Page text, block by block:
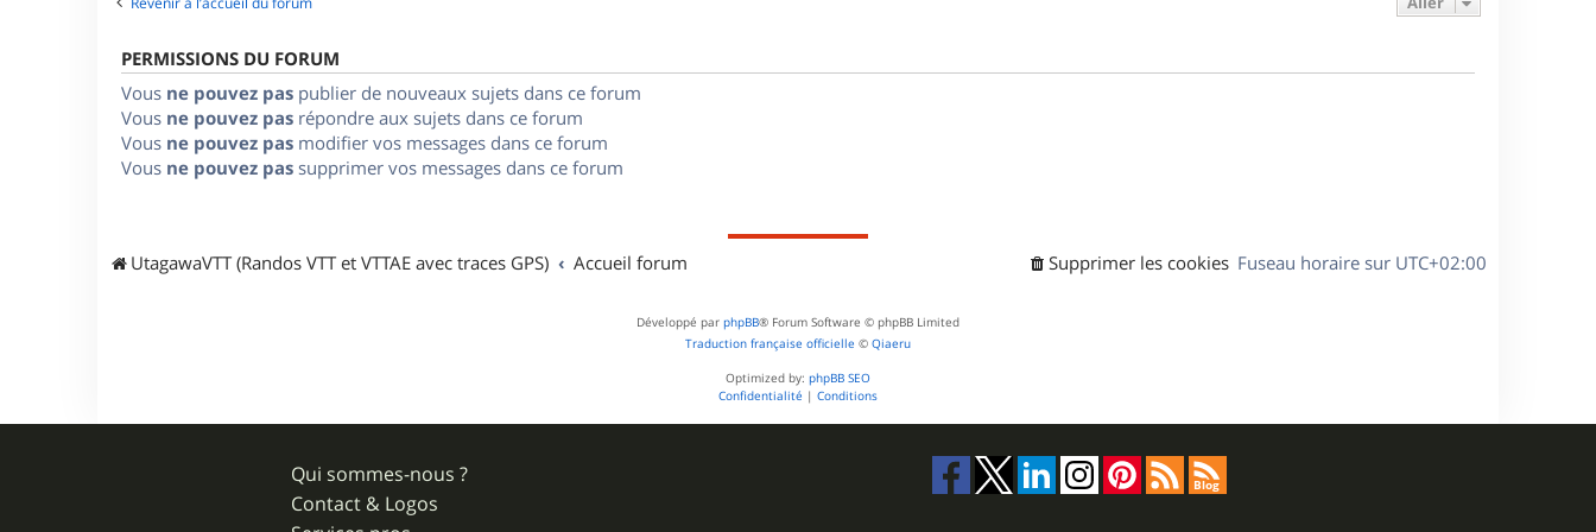
e
PERMISSIONS DU FORUM
Vous ne pouvez pas publier de nouveaux sujets dans ce forum
Vous ne pouvez pas répondre aux sujets dans ce forum
Vous ne pouvez pas modifier vos messages dans ce forum
Vous ne pouvez pas supprimer vos messages dans ce forum
UtagawaVTT (Randos VTT et VTTAE avec traces GPS) Accueil forum Fuseau horaire sur UTC+02:00
Supprimer les cookies
Développé par phpBB® Forum Software © phpBB Limited
Traduction française officielle © Qiaeru
Optimized by: phpBB SEO
Confidentialité | Conditions
Qui sommes-nous ?
Contact & Logos